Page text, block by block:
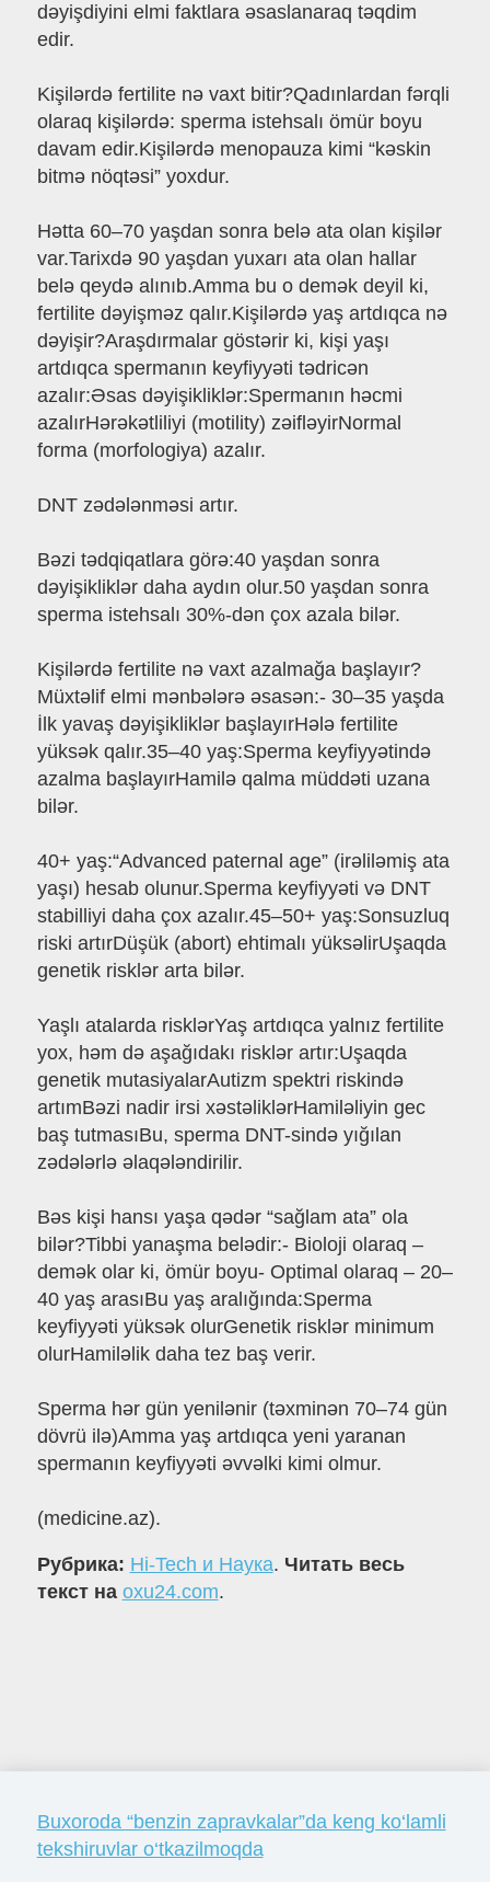
dəyişdiyini elmi faktlara əsaslanaraq təqdim
edir.
Kişilərdə fertilite nə vaxt bitir?Qadınlardan fərqli
olaraq kişilərdə: sperma istehsalı ömür boyu
davam edir.Kişilərdə menopauza kimi “kəskin
bitmə nöqtəsi” yoxdur.
Hətta 60–70 yaşdan sonra belə ata olan kişilər
var.Tarixdə 90 yaşdan yuxarı ata olan hallar
belə qeydə alınıb.Amma bu o demək deyil ki,
fertilite dəyişməz qalır.Kişilərdə yaş artdıqca nə
dəyişir?Araşdırmalar göstərir ki, kişi yaşı
artdıqca spermanın keyfiyyəti tədricən
azalır:Əsas dəyişikliklər:Spermanın həcmi
azalırHərəkətliliyi (motility) zəifləyirNormal
forma (morfologiya) azalır.
DNT zədələnməsi artır.
Bəzi tədqiqatlara görə:40 yaşdan sonra
dəyişikliklər daha aydın olur.50 yaşdan sonra
sperma istehsalı 30%-dən çox azala bilər.
Kişilərdə fertilite nə vaxt azalmağa başlayır?
Müxtəlif elmi mənbələrə əsasən:- 30–35 yaşda
İlk yavaş dəyişikliklər başlayırHələ fertilite
yüksək qalır.35–40 yaş:Sperma keyfiyyətində
azalma başlayırHamilə qalma müddəti uzana
bilər.
40+ yaş:“Advanced paternal age” (irəliləmiş ata
yaşı) hesab olunur.Sperma keyfiyyəti və DNT
stabilliyi daha çox azalır.45–50+ yaş:Sonsuzluq
riski artırDüşük (abort) ehtimalı yüksəlirUşaqda
genetik risklər arta bilər.
Yaşlı atalarda risklərYaş artdıqca yalnız fertilite
yox, həm də aşağıdakı risklər artır:Uşaqda
genetik mutasiyalarAutizm spektri riskində
artımBəzi nadir irsi xəstəliklərHamiləliyin gec
baş tutmasıBu, sperma DNT-sində yığılan
zədələrlə əlaqələndirilir.
Bəs kişi hansı yaşa qədər “sağlam ata” ola
bilər?Tibbi yanaşma belədir:- Bioloji olaraq –
demək olar ki, ömür boyu- Optimal olaraq – 20–
40 yaş arasıBu yaş aralığında:Sperma
keyfiyyəti yüksək olurGenetik risklər minimum
olurHamiləlik daha tez baş verir.
Sperma hər gün yenilənir (təxminən 70–74 gün
dövrü ilə)Amma yaş artdıqca yeni yaranan
spermanın keyfiyyəti əvvəlki kimi olmur.
(medicine.az).
Рубрика: Hi-Tech и Наука. Читать весь
текст на oxu24.com.
Buxoroda “benzin zapravkalar”da keng ko‘lamli
tekshiruvlar o‘tkazilmoqda